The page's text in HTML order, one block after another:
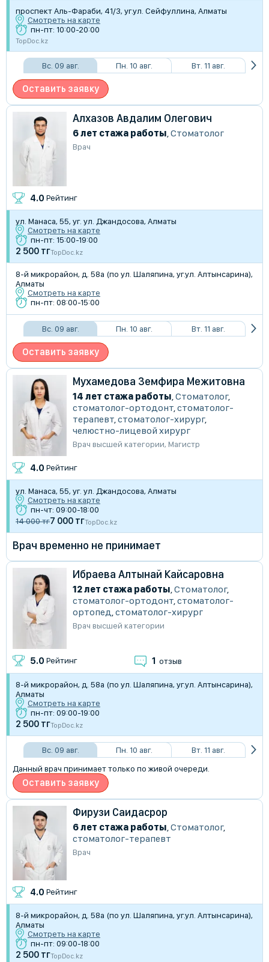
​проспект Аль-Фараби, 41/3, уг.ул. Сейфуллина, Алматы
Смотреть на карте
пн-пт: 10:00-20:00
TopDoc.kz
Вс. 09 авг. Пн. 10 авг. Вт. 11 авг.
Оставить заявку
Алхазов Авдалим Олегович
6 лет стажа работы,Стоматолог
Врач
4.0 Рейтинг
ул. Манаса, 55, уг. ул. Джандосова, Алматы
Смотреть на карте
пн-пт: 15:00-19:00
2 500 тгTopDoc.kz
8-й микрорайон, д. 58а (по ул. Шаляпина, уг.ул. Алтынсарина),
Алматы
Смотреть на карте
пн-пт: 08:00-15:00
Вс. 09 авг. Пн. 10 авг. Вт. 11 авг.
Оставить заявку
Мухамедова Земфира Межитовна
14 лет стажа работы,Стоматолог,
стоматолог-ортодонт,стоматолог-
терапевт,стоматолог-хирург,
челюстно-лицевой хирург
Врач высшей категории, Магистр
4.0 Рейтинг
ул. Манаса, 55, уг. ул. Джандосова, Алматы
Смотреть на карте
пн-чт: 09:00-18:00
14 000 тг7 000 тгTopDoc.kz
Врач временно не принимает
Ибраева Алтынай Кайсаровна
12 лет стажа работы,Стоматолог,
стоматолог-ортодонт,стоматолог-
ортопед,стоматолог-хирург
Врач высшей категории
5.0 Рейтинг 1 отзыв
8-й микрорайон, д. 58а (по ул. Шаляпина, уг.ул. Алтынсарина),
Алматы
Смотреть на карте
пн-пт: 09:00-19:00
2 500 тгTopDoc.kz
Вс. 09 авг. Пн. 10 авг.
Вт. 11 авг.
Данный врач принимает только по живой очереди.
Оставить заявку
Фирузи Саидасрор
6 лет стажа работы,Стоматолог,
стоматолог-терапевт
Врач
4.0 Рейтинг
8-й микрорайон, д. 58а (по ул. Шаляпина, уг.ул. Алтынсарина),
Алматы
Смотреть на карте
пн-пт: 09:00-18:00
2 500 тгTopDoc.kz